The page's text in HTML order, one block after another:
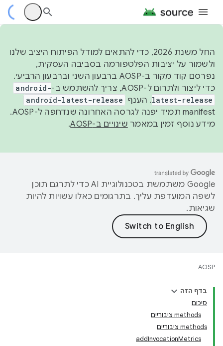
החל משנת 2026, כדי להתאים למודל הפיתוח היציב שלנו
ולשמור על יציבות הפלטפורמה בסביבה העסקית,
נפרסם קוד מקור ב-AOSP ברבעון השני וברבעון הרביעי.
כדי ליצור ולתרום ל-AOSP, צריך להשתמש ב-
android-
latest-release. הענף android-latest-release
manifest תמיד יפנה לגרסה האחרונה שנדחפה ל-AOSP.
מידע נוסף זמין במאמר שינויים ב-AOSP .
‫Google משתמשת בטכנולוגיית AI כדי לתרגם תוכן
לשפה המועדפת עליך. בתרגומים כאלו עשויות להיות
שגיאות.
AOSP
בדף הזה
סיכום
‫methods ציבוריים
‫methods ציבוריים
addInvocationMetrics